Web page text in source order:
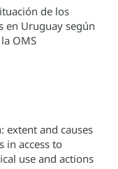
de los
en Uruguay según
OMS
extent and causes
in access to
use and actions